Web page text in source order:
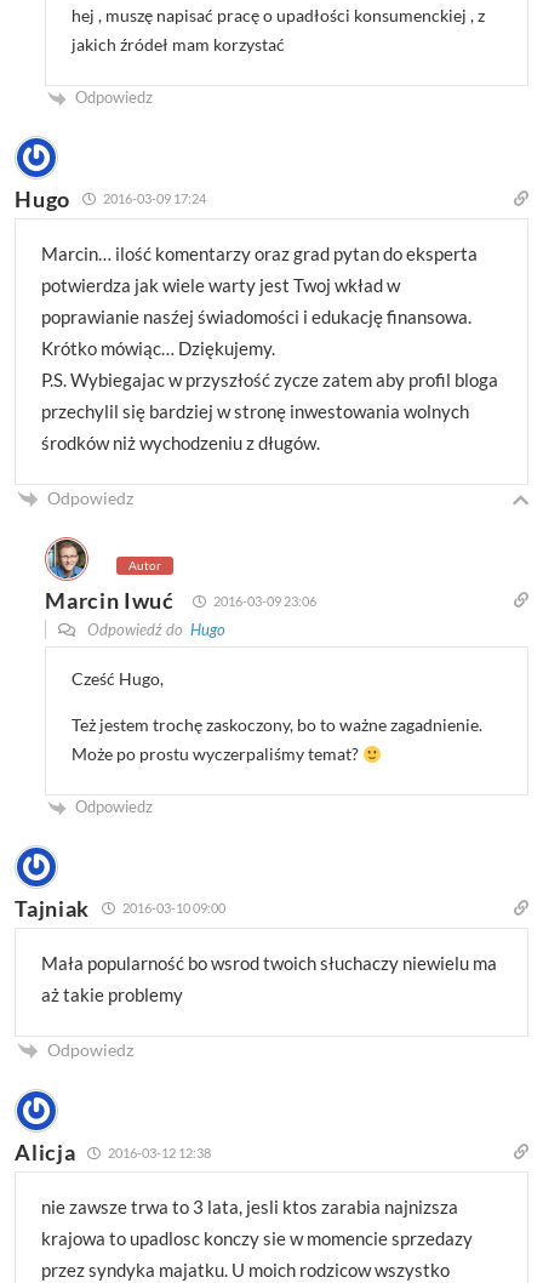
hej , muszę napisać pracę o upadłości konsumenckiej , z
jakich źródeł mam korzystać
Odpowiedz
Hugo 2016-03-09 17:24
Marcin… ilość komentarzy oraz grad pytan do eksperta
potwierdza jak wiele warty jest Twoj wkład w
poprawianie nasźej świadomości i edukację finansowa.
Krótko mówiąc… Dziękujemy.
P.S. Wybiegajac w przyszłość zycze zatem aby profil bloga
przechylil się bardziej w stronę inwestowania wolnych
środków niż wychodzeniu z długów.
Odpowiedz
Autor
Marcin Iwuć 2016-03-09 23:06
Odpowiedź doHugo
Cześć Hugo,
Też jestem trochę zaskoczony, bo to ważne zagadnienie.
Może po prostu wyczerpaliśmy temat?
Odpowiedz
Tajniak 2016-03-10 09:00
Mała popularność bo wsrod twoich słuchaczy niewielu ma
aż takie problemy
Odpowiedz
Alicja 2016-03-12 12:38
nie zawsze trwa to 3 lata, jesli ktos zarabia najnizsza
krajowa to upadlosc konczy sie w momencie sprzedazy
przez syndyka majatku. U moich rodzicow wszystko